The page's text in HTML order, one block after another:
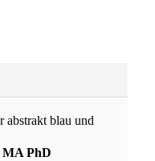
PhD